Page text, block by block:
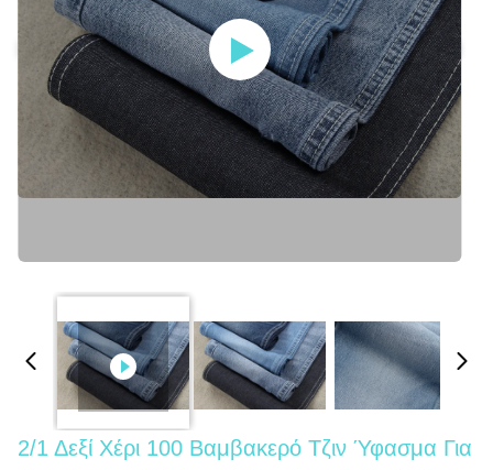
2/1 Δεξί Χέρι 100 Βαμβακερό Τζιν Ύφασμα Για